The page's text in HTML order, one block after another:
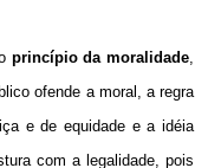
princípio da moralidade,
ofende a moral, a regra
e de equidade e a idéia
com a legalidade, pois